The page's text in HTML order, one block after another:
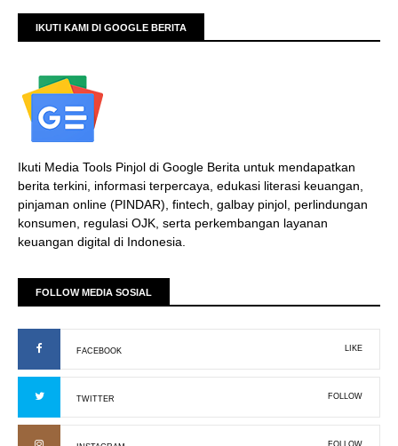
IKUTI KAMI DI GOOGLE BERITA
Ikuti Media Tools Pinjol di Google Berita untuk mendapatkan
berita terkini, informasi terpercaya, edukasi literasi keuangan,
pinjaman online (PINDAR), fintech, galbay pinjol, perlindungan
konsumen, regulasi OJK, serta perkembangan layanan
keuangan digital di Indonesia.
FOLLOW MEDIA SOSIAL
FACEBOOK LIKE
TWITTER FOLLOW
FOLLOW